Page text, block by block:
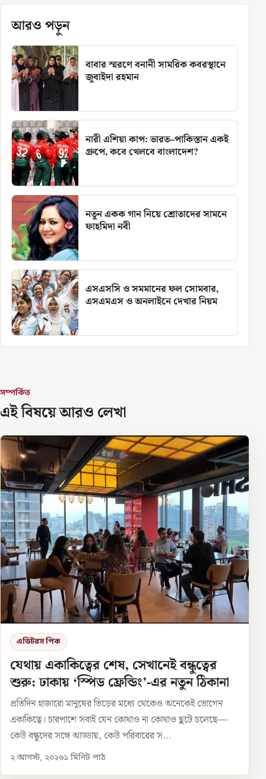
আরও পড়ুন
বাবার স্মরণে বনানী সামরিক কবরস্থানে
জুবাইদা রহমান
নারী এশিয়া কাপ: ভারত–পাকিস্তান একই
গ্রুপে, কবে খেলবে বাংলাদেশ?
নতুন একক গান নিয়ে শ্রোতাদের সামনে
ফাহমিদা নবী
এসএসসি ও সমমানের ফল সোমবার,
এসএমএস ও অনলাইনে দেখার নিয়ম
সম্পর্কিত
এই বিষয়ে আরও লেখা
এডিটরস পিক
যেথায় একাকিত্বের শেষ, সেখানেই বন্ধুত্বের
শুরু: ঢাকায় ‘স্পিড ফ্রেন্ডিং’-এর নতুন ঠিকানা
প্রতিদিন হাজারো মানুষের ভিড়ের মধ্যে থেকেও অনেকেই ভোগেন
একাকিত্বে। চারপাশে সবাই যেন কোথাও না কোথাও ছুটে চলেছে—
কেউ বন্ধুদের সঙ্গে আড্ডায়, কেউ পরিবারের স...
২ আগস্ট, ২০২৬১ মিনিট পাঠ